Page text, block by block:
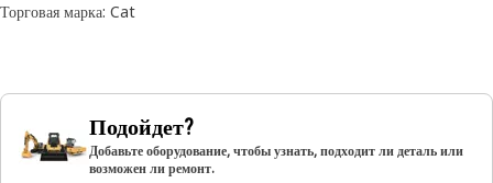
Торговая марка: Cat
Подойдет?
Добавьте оборудование, чтобы узнать, подходит ли деталь или
возможен ли ремонт.